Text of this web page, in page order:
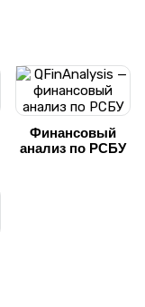
Финансовый
анализ по РСБУ